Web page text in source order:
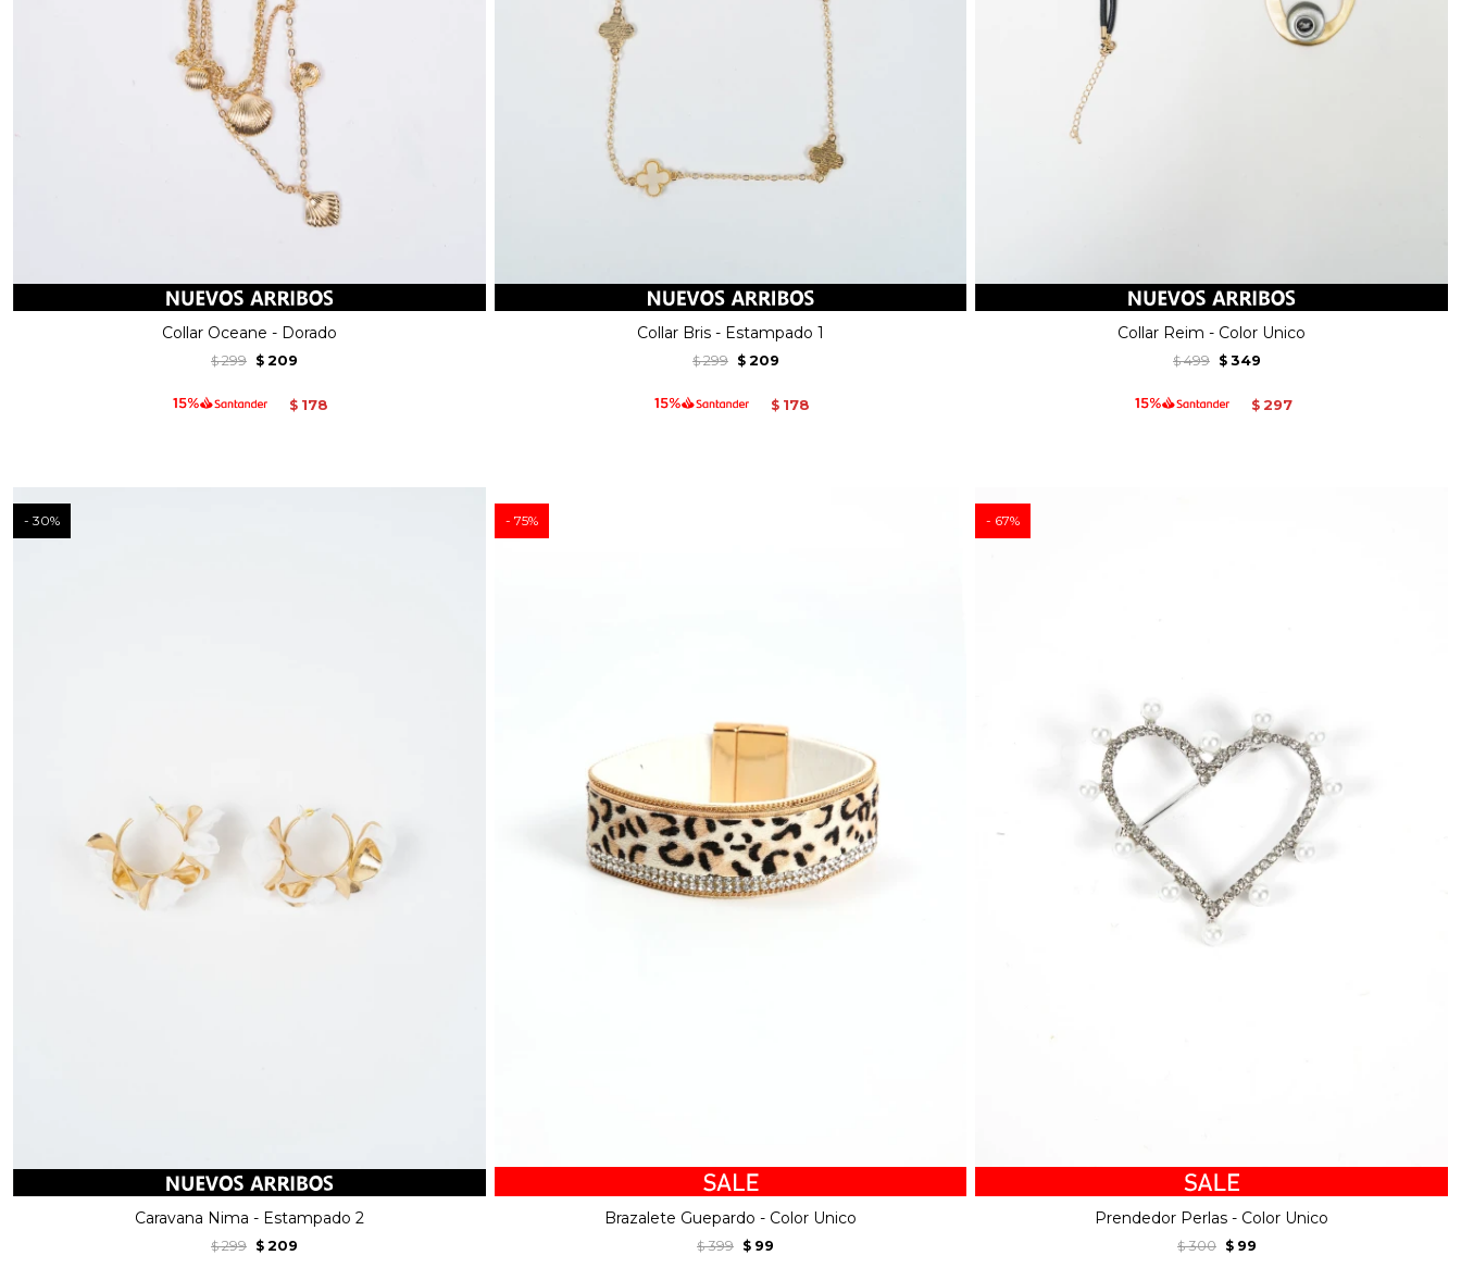
Collar Oceane - Dorado
$ 299 $ 209
$ 178
Collar Bris - Estampado 1
$ 299 $ 209
$ 178
Collar Reim - Color Unico
$ 499 $ 349
$ 297
30
Caravana Nima - Estampado 2
$ 299 $ 209
75
Brazalete Guepardo - Color Unico
$ 399 $ 99
67
Prendedor Perlas - Color Unico
$ 300 $ 99